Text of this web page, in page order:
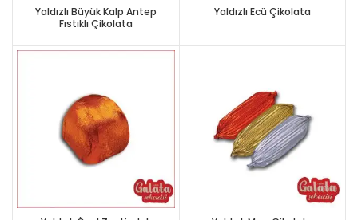
Yaldızlı Büyük Kalp Antep
Fıstıklı Çikolata
Yaldızlı Ecü Çikolata